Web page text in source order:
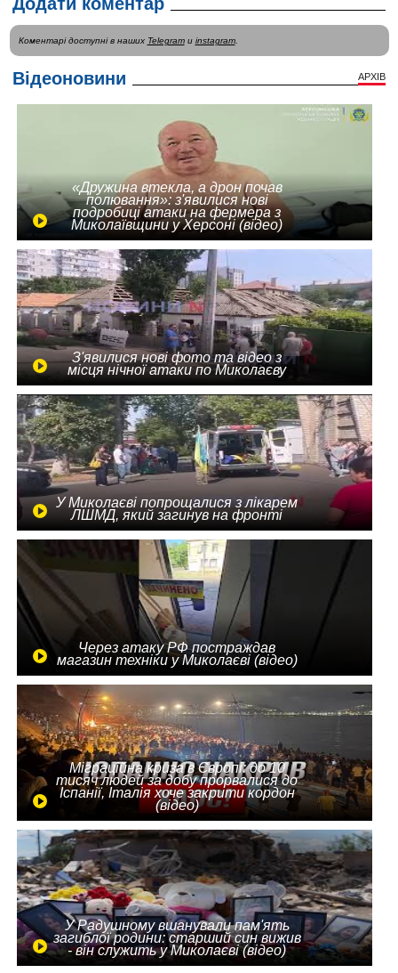
Коментарі доступні в наших Telegramи instagram.
Відеоновини АРХІВ
«Дружина втекла, а дрон почав
полювання»: з'явилися нові
подробиці атаки на фермера з
Миколаївщини у Херсоні (відео)
З'явилися нові фото та відео з
місця нічної атаки по Миколаєву
У Миколаєві попрощалися з лікарем
ЛШМД, який загинув на фронті
Через атаку РФ постраждав
магазин техніки у Миколаєві (відео)
Міграційна криза в Європі: до 10
тисяч людей за добу прорвалися до
Іспанії, Італія хоче закрити кордон
(відео)
У Радушному вшанували пам'ять
загиблої родини: старший син вижив
- він служить у Миколаєві (відео)